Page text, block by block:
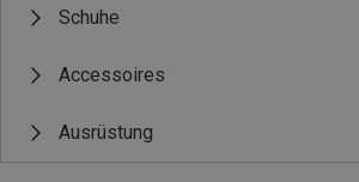
Schuhe
Accessoires
Ausrüstung